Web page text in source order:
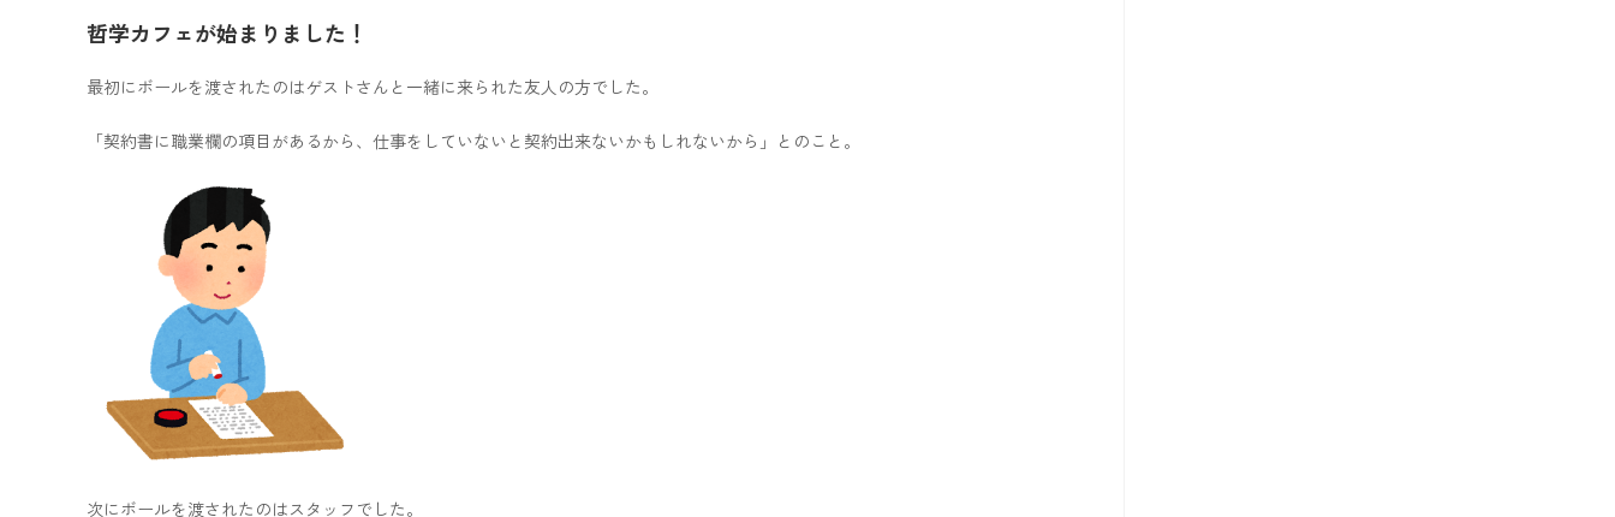
哲学カフェが始まりました！
最初にボールを渡されたのはゲストさんと一緒に来られた友人の方でした。
「契約書に職業欄の項目があるから、仕事をしていないと契約出来ないかもしれないから」とのこと。
次にボールを渡されたのはスタッフでした。